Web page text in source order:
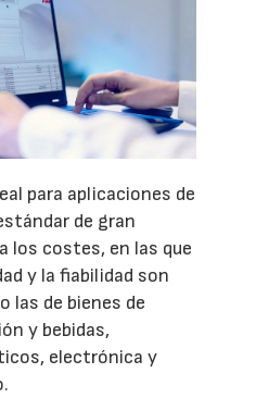
para aplicaciones de
de gran
los costes, en las que
y la fiabilidad son
las de bienes de
y bebidas,
electrónica y